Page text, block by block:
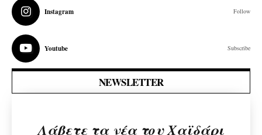
Instagram Follow
Youtube Subscribe
NEWSLETTER
Λάβετε τα νέα του Χαϊδάρι